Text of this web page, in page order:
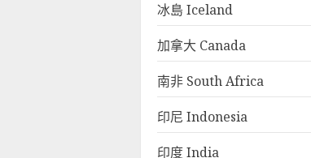
冰島 Iceland
加拿大 Canada
南非 South Africa
印尼 Indonesia
印度 India